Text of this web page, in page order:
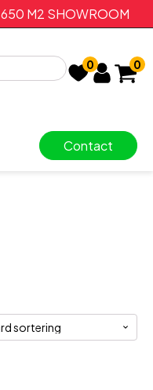
650 M2 SHOWROOM
0 0
Contact